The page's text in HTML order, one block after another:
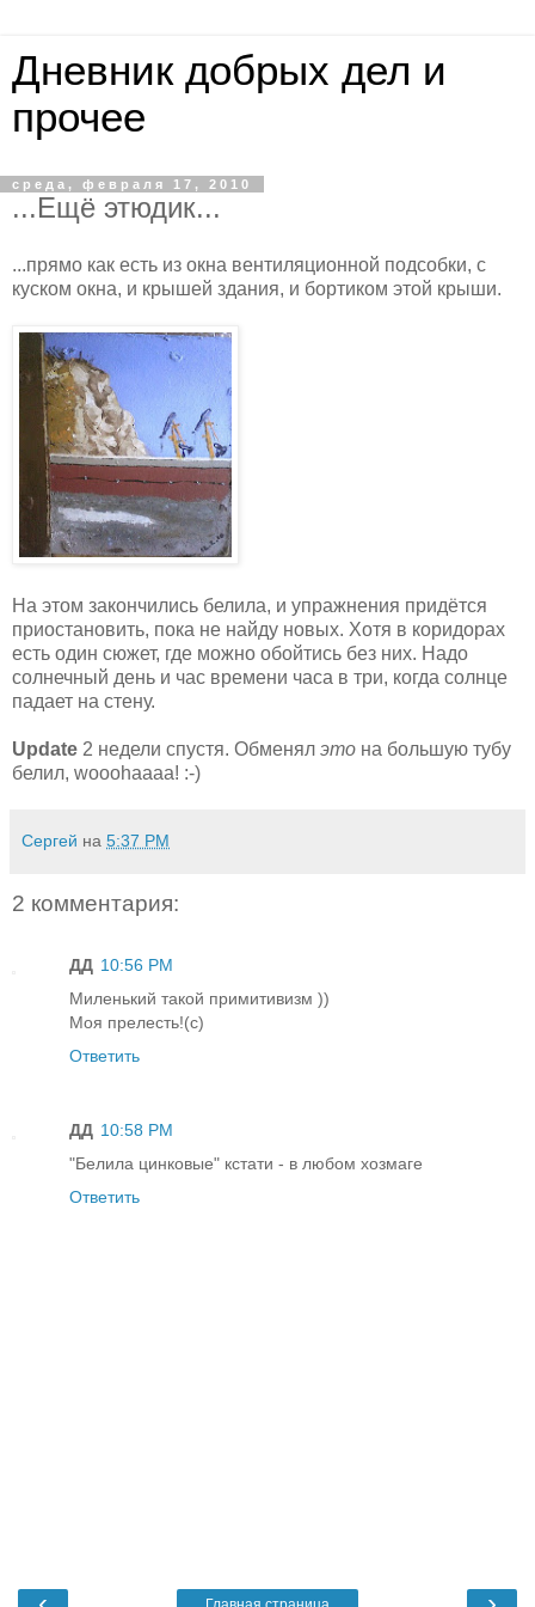
Дневник добрых дел и
прочее
среда, февраля 17, 2010
...Ещё этюдик...
...прямо как есть из окна вентиляционной подсобки, с
куском окна, и крышей здания, и бортиком этой крыши.
На этом закончились белила, и упражнения придётся
приостановить, пока не найду новых. Хотя в коридорах
есть один сюжет, где можно обойтись без них. Надо
солнечный день и час времени часа в три, когда солнце
падает на стену.
Update 2 недели спустя. Обменял это на большую тубу
белил, wooohaaaa! :-)
Сергей на 5:37 PM
2 комментария:
ДД 10:56 PM
Миленький такой примитивизм ))
Моя прелесть!(с)
Ответить
ДД 10:58 PM
"Белила цинковые" кстати - в любом хозмаге
Ответить